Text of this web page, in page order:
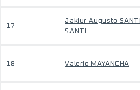
17
Jakiur Augusto SANTI
SANTI
18 Valerio MAYANCHA